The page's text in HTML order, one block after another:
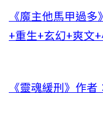
《魔主他馬甲過
+重生+玄幻+爽文+
《靈魂緩刑》作者